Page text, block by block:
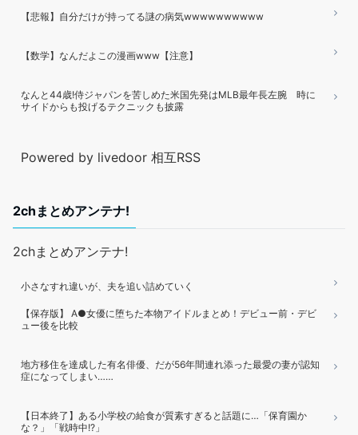
【悲報】自分だけが持ってる謎の病気wwwwwwwwww
【数学】なんだよこの漫画www【注意】
なんと44歳!侍ジャパンを苦しめた米国先発はMLB最年長左腕 時に
サイドからも投げるテクニックも披露
Powered by livedoor 相互RSS
2chまとめアンテナ!
2chまとめアンテナ!
小さなすれ違いが、夫を追い詰めていく
【保存版】 A●女優に堕ちた本物アイドルまとめ！デビュー前・デビ
ュー後を比較
地方移住を達成した有名俳優、だが56年間連れ添った最愛の妻が認知
症になってしまい……
【日本終了】ある小学校の給食が質素すぎると話題に…「保育園か
な？」「戦時中!?」